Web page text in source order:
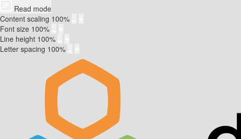
Read mode
Content scaling 100%
Font size 100%
Line height 100%
Letter spacing 100%